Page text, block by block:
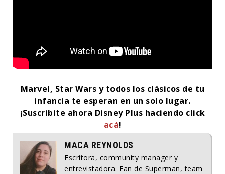
Marvel, Star Wars y todos los clásicos de tu
infancia te esperan en un solo lugar.
¡Suscribite ahora Disney Plus haciendo click
acá!
MACA REYNOLDS
Escritora, community manager y
entrevistadora. Fan de Superman, team